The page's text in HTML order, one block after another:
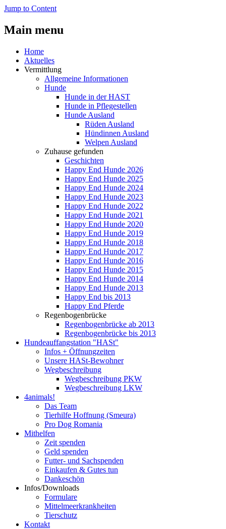
Jump to Content
Main menu
Home
Aktuelles
Vermittlung
Allgemeine Informationen
Hunde
Hunde in der HAST
Hunde in Pflegestellen
Hunde Ausland
Rüden Ausland
Hündinnen Ausland
Welpen Ausland
Zuhause gefunden
Geschichten
Happy End Hunde 2026
Happy End Hunde 2025
Happy End Hunde 2024
Happy End Hunde 2023
Happy End Hunde 2022
Happy End Hunde 2021
Happy End Hunde 2020
Happy End Hunde 2019
Happy End Hunde 2018
Happy End Hunde 2017
Happy End Hunde 2016
Happy End Hunde 2015
Happy End Hunde 2014
Happy End Hunde 2013
Happy End bis 2013
Happy End Pferde
Regenbogenbrücke
Regenbogenbrücke ab 2013
Regenbogenbrücke bis 2013
Hundeauffangstation "HASt"
Infos + Öffnungzeiten
Unsere HASt-Bewohner
Wegbeschreibung
Wegbeschreibung PKW
Wegbeschreibung LKW
4animals!
Das Team
Tierhilfe Hoffnung (Smeura)
Pro Dog Romania
Mithelfen
Zeit spenden
Geld spenden
Futter- und Sachspenden
Einkaufen & Gutes tun
Dankeschön
Infos/Downloads
Formulare
Mittelmeerkrankheiten
Tierschutz
Kontakt